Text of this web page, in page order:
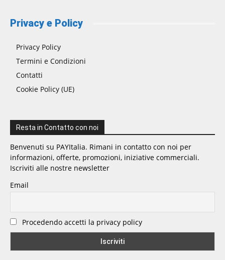
Privacy e Policy
Privacy Policy
Termini e Condizioni
Contatti
Cookie Policy (UE)
Resta in Contatto con noi
Benvenuti su PAYItalia. Rimani in contatto con noi per
informazioni, offerte, promozioni, iniziative commerciali.
Iscriviti alle nostre newsletter
Email
Procedendo accetti la privacy policy